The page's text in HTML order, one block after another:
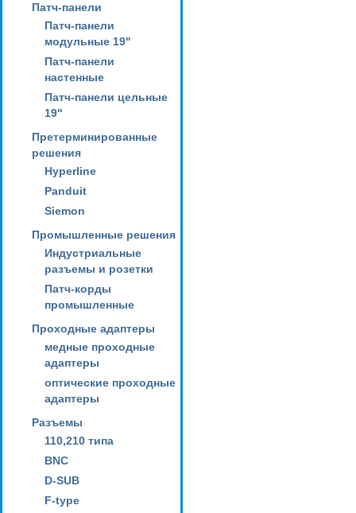
Патч-панели
Патч-панели
модульные 19"
Патч-панели
настенные
Патч-панели цельные
19"
Претерминированные
решения
Hyperline
Panduit
Siemon
Промышленные решения
Индустриальные
разъемы и розетки
Патч-корды
промышленные
Проходные адаптеры
медные проходные
адаптеры
оптические проходные
адаптеры
Разъемы
110,210 типа
BNC
D-SUB
F-type